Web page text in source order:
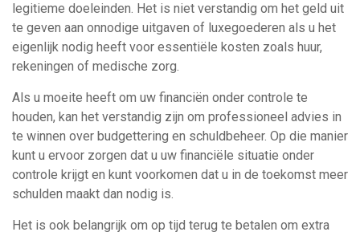
legitieme doeleinden. Het is niet verstandig om het geld uit
te geven aan onnodige uitgaven of luxegoederen als u het
eigenlijk nodig heeft voor essentiële kosten zoals huur,
rekeningen of medische zorg.
Als u moeite heeft om uw financiën onder controle te
houden, kan het verstandig zijn om professioneel advies in
te winnen over budgettering en schuldbeheer. Op die manier
kunt u ervoor zorgen dat u uw financiële situatie onder
controle krijgt en kunt voorkomen dat u in de toekomst meer
schulden maakt dan nodig is.
Het is ook belangrijk om op tijd terug te betalen om extra